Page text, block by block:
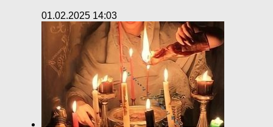
01.02.2025 14:03